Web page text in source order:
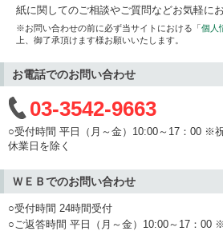
紙に関してのご相談やご質問などお気軽に
※お問い合わせの前に必ず当サイトにおける「個人
上、御了承頂けます様お願いいたします。
お電話でのお問い合わせ
03-3542-9663
○受付時間 平日（月～金）10:00～17：00 ※
休業日を除く
ＷＥＢでのお問い合わせ
○受付時間 24時間受付
○ご返答時間 平日（月～金）10:00～17：00